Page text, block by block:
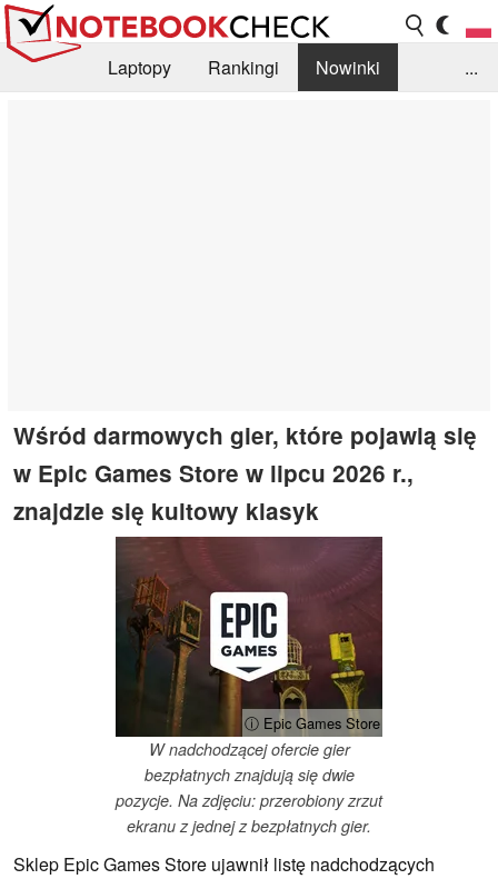
Laptopy Rankingi
Nowinki
...
Wśród darmowych gier, które pojawią się
w Epic Games Store w lipcu 2026 r.,
znajdzie się kultowy klasyk
ⓘ Epic Games Store
W nadchodzącej ofercie gier
bezpłatnych znajdują się dwie
pozycje. Na zdjęciu: przerobiony zrzut
ekranu z jednej z bezpłatnych gier.
Sklep Epic Games Store ujawnił listę nadchodzących